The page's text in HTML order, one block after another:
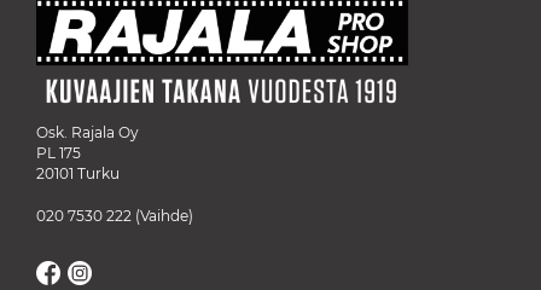
Osk. Rajala Oy
PL 175
20101 Turku
020 7530 222 (Vaihde)